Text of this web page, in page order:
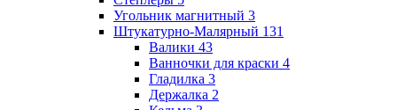
Угольник магнитный 3
Штукатурно-Малярный 131
Валики 43
Ванночки для краски 4
Гладилка 3
Держалка 2